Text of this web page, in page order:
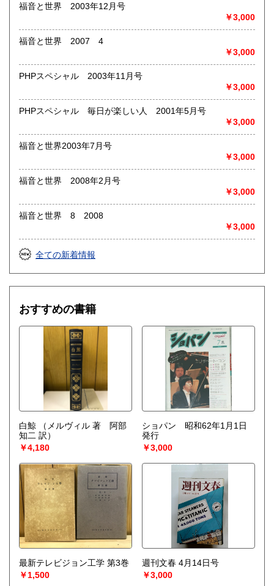
ンタイア・和本・漢籍・戦争㊙︎資料・書道具・茶道具・戦前
絵はがき・鳥瞰図・古地図・浮世絵・軸・拓本・印譜・エロ
グロ】など古いものの中には希少価値の高いものも多数ござ
いますので価値がないと処分される前に是非 ｢古本倶楽部｣ま
沿線名：-
営業時間：-
定休日：-
書籍の買取について
○出張買取は通常、東海圏のみ
※お売り頂ける本の量や質が見込める場合は関東〜近畿エリ
ア要相談
例
【大学の研究室の整理】
【遺品整理で古い紙モノや道具など価値の有無が分からない
ものがある】
【神社仏閣、蔵の整理、中国古典籍など査定にかなりの専門
知識を要する】
場合などお気軽にご相談ください。
-------------------------------------------
買取専用ダイヤル
050-3698-2626
-------------------------------------------
◎宅配買取◎
○30点より宅配送料無料
○梱包用ダンボールの無料送付可能
○買取金額の概算が知りたい方は、事前査定のサービスもぜひ
ご活用下さい。
宅配買取送付先
----------------------------------------
501-0224
岐阜県瑞穂市稲里197-1
古本倶楽部 宅配買取受付係
058-322-2366
----------------------------------------
取り扱い分野
-
オールジャンル、戦前紙モノ、古典籍
福音と世界 2003年12月号
￥3,000
福音と世界 2007 4
￥3,000
PHPスペシャル 2003年11月号
￥3,000
PHPスペシャル 毎日が楽しい人 2001年5月号
￥3,000
福音と世界2003年7月号
￥3,000
福音と世界 2008年2月号
￥3,000
福音と世界 8 2008
￥3,000
全ての新着情報
おすすめの書籍
白鯨
（メルヴィル 著 阿部
知二 訳）
￥4,180
ショパン 昭和62年1月1日
発行
￥3,000
最新テレビジョン工学 第3巻
￥1,500
週刊文春 4月14日号
￥3,000